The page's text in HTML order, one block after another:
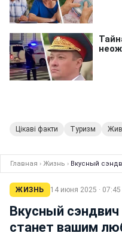
Цікаві факти Туризм
Главная › Жизнь › Вкусный
ЖИЗНЬ 14 июня 2025 · 07:45
Вкусный
станет вашим